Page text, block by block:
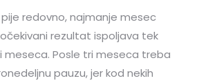
redovno, najmanje mesec
rezultat ispoljava tek
meseca. Posle tri meseca treba
pauzu, jer kod nekih